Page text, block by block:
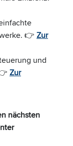
👉 Zur
und
Zur
nächsten